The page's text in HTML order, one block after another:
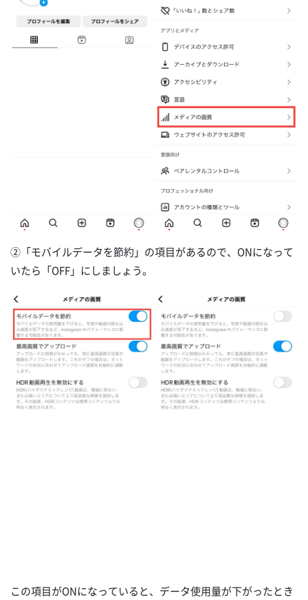
②「モバイルデータを節約」の項目があるので、ONになって
いたら「OFF」にしましょう。
この項目がONになっていると、データ使用量が下がったとき